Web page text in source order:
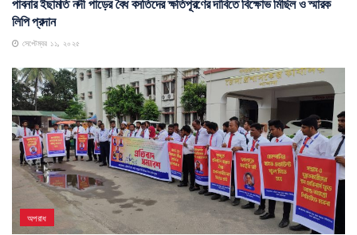
পাবনার ইছামতি নদী পাড়ের বৈধ বসতিদের ক্ষতিপূরণের দাবিতে বিক্ষোভ মিছিল ও স্মারক
লিপি প্রদান
সেপ্টেম্বর ১১, ২০২৫
অপরাধ